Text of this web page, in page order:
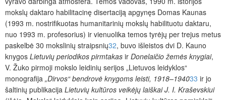
mokslų daktaro habilitacinę disertaciją apgynęs Domas Kaunas
(1993 m. nostrifikuotas humanitarinių mokslų habilituotu daktaru,
nuo 1993 m. profesorius) ir vienuolika temos tyrėjų per trejus metus
paskelbė 30 mokslinių straipsnių32, buvo išleistos dvi D. Kauno
knygos Lietuvių periodikos pirmtakas ir Donelaičio žemės knygiai,
V. Žuko pirmoji mokslo leidinių serijos „Lietuvos leidyklos“
monografija „Dirvos“ bendrovė knygoms leisti, 1918–194033 ir jo
šaltinių publikacija Lietuvių kultūros veikėjų laiškai J. I. Kraševskiui